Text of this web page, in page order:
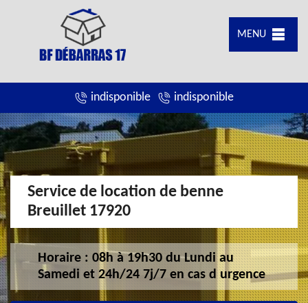
MENU
indisponible indisponible
Service de location de benne
Breuillet 17920
Horaire : 08h à 19h30 du Lundi au
Samedi et 24h/24 7j/7 en cas d urgence